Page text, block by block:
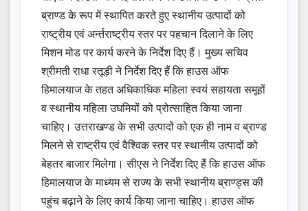
ब्राण्ड के रूप में स्थापित करते हुए स्थानीय उत्पादों को
राष्ट्रीय एवं अर्न्तराष्ट्रीय स्तर पर पहचान दिलाने के लिए
मिशन मोड पर कार्य करने के निर्देश दिए हैं। मुख्य सचिव
श्रीमती राधा रतूड़ी ने निर्देश दिए हैं कि हाउस ऑफ
हिमालयाज के तहत अधिकाधिक महिला स्वयं सहायता समूहों
व स्थानीय महिला उघमियों को प्रोत्साहित किया जाना
चाहिए। उत्तराखण्ड के सभी उत्पादों को एक ही नाम व ब्राण्ड
मिलने से राष्ट्रीय एवं वैश्विक स्तर पर स्थानीय उत्पादों को
बेहतर बाजार मिलेगा। सीएस ने निर्देश दिए हैं कि हाउस ऑफ
हिमालयाज के माध्यम से राज्य के सभी स्थानीय ब्राण्ड्स की
पहुंच बढ़ाने के लिए कार्य किया जाना चाहिए। हाउस ऑफ